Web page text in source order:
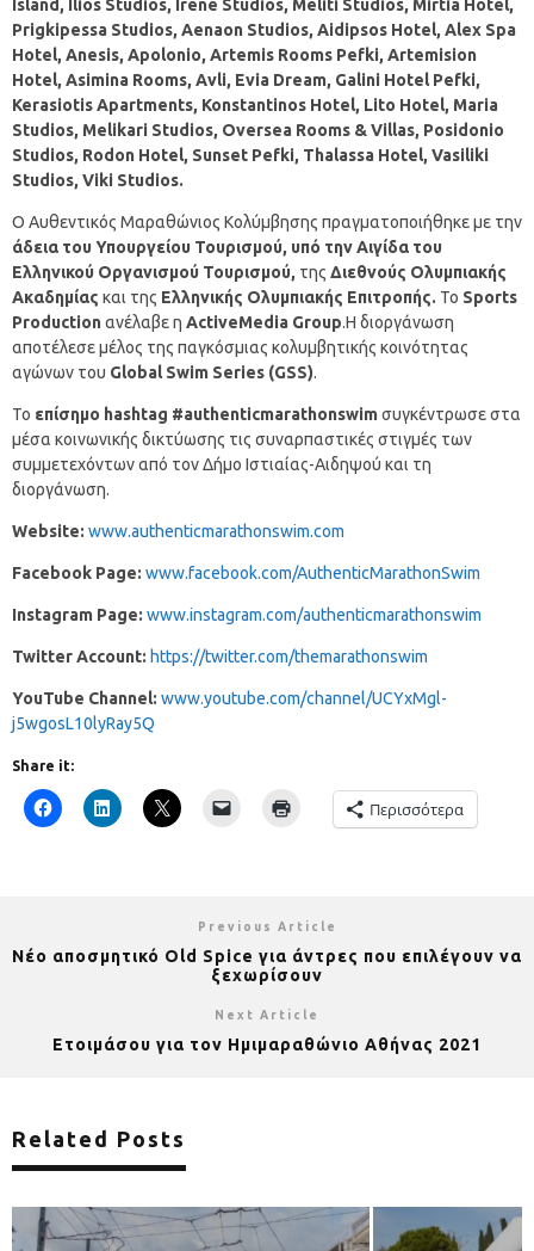
Island, Ilios Studios, Irene Studios, Meliti Studios, Mirtia Hotel,
Prigkipessa Studios, Aenaon Studios, Aidipsos Hotel, Alex Spa
Hotel, Anesis, Apolonio, Artemis Rooms Pefki, Artemision
Hotel, Asimina Rooms, Avli, Evia Dream, Galini Hotel Pefki,
Kerasiotis Apartments, Konstantinos Hotel, Lito Hotel, Maria
Studios, Melikari Studios, Oversea Rooms & Villas, Posidonio
Studios, Rodon Hotel, Sunset Pefki, Thalassa Hotel, Vasiliki
Studios, Viki Studios.
Ο Αυθεντικός Μαραθώνιος Κολύμβησης πραγματοποιήθηκε με την
άδεια του Υπουργείου Τουρισμού, υπό την Αιγίδα του
Ελληνικού Οργανισμού Τουρισμού, της Διεθνούς Ολυμπιακής
Ακαδημίας και της Ελληνικής Ολυμπιακής Επιτροπής. Το Sports
Production ανέλαβε η ActiveMedia Group.Η διοργάνωση
αποτέλεσε μέλος της παγκόσμιας κολυμβητικής κοινότητας
αγώνων του Global Swim Series (GSS).
Το επίσημο hashtag #authenticmarathonswim συγκέντρωσε στα
μέσα κοινωνικής δικτύωσης τις συναρπαστικές στιγμές των
συμμετεχόντων από τον Δήμο Ιστιαίας-Αιδηψού και τη
διοργάνωση.
Website: www.authenticmarathonswim.com
Facebook Page: www.facebook.com/AuthenticMarathonSwim
Instagram Page: www.instagram.com/authenticmarathonswim
Twitter Account: https://twitter.com/themarathonswim
YouTube Channel: www.youtube.com/channel/UCYxMgl-
j5wgosL10lyRay5Q
Share it:
Περισσότερα
Previous Article
Νέο αποσμητικό Old Spice για άντρες που επιλέγουν να
ξεχωρίσουν
Next Article
Ετοιμάσου για τον Ημιμαραθώνιο Αθήνας 2021
Related Posts